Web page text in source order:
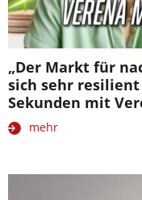
„Der Markt für
sich sehr resilient
Sekunden mit
mehr